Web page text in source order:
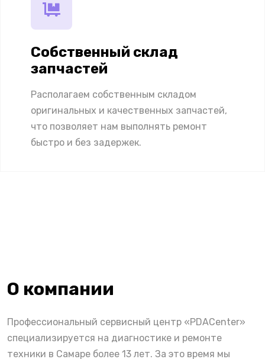
Собственный склад
запчастей
Располагаем собственным складом
оригинальных и качественных запчастей,
что позволяет нам выполнять ремонт
быстро и без задержек.
О компании
Профессиональный сервисный центр «PDACenter»
специализируется на диагностике и ремонте
техники в Самаре более 13 лет. За это время мы